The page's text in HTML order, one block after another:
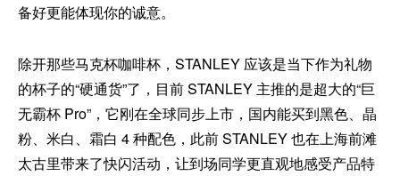
备好更能体现你的诚意。
除开那些马克杯咖啡杯，STANLEY 应该是当下作为礼物
的杯子的“硬通货”了，目前 STANLEY 主推的是超大的“巨
无霸杯 Pro”，它刚在全球同步上市，国内能买到黑色、晶
粉、米白、霜白 4 种配色，此前 STANLEY 也在上海前滩
太古里带来了快闪活动，让到场同学更直观地感受产品特